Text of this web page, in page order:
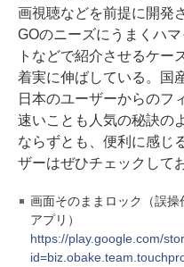
画視聴などを前提に開発
GOのニーズにうまくハ
トなどで紹介させるケー
着実に伸ばしている。国
日本のユーザーからのフ
速いことも人気の秘訣の
ならずとも、便利に感じ
ザーはぜひチェックして
画面そのままロック（誤
アプリ）
https://play.google.com/